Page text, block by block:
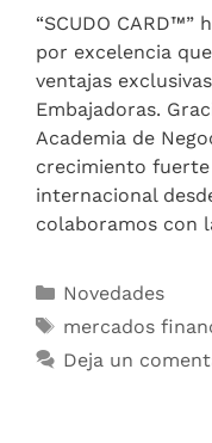
“SCUDO
por excelencia
ventajas
Embajadoras.
Academia de
crecimiento
internacional
colaboramos con
Novedades
mercados
Deja un